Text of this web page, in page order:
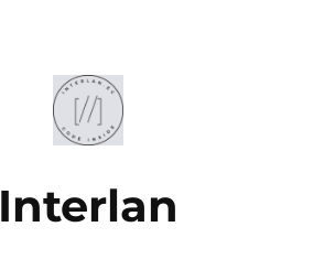
Interlan